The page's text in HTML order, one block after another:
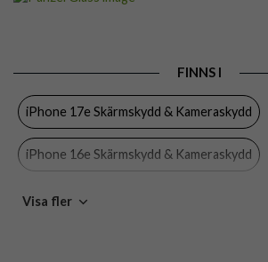
Färg
Tillverkarens art nr
FINNS I
iPhone 17e Skärmskydd & Kameraskydd
iPhone 16e Skärmskydd & Kameraskydd
PanzerGlass
Visa fler